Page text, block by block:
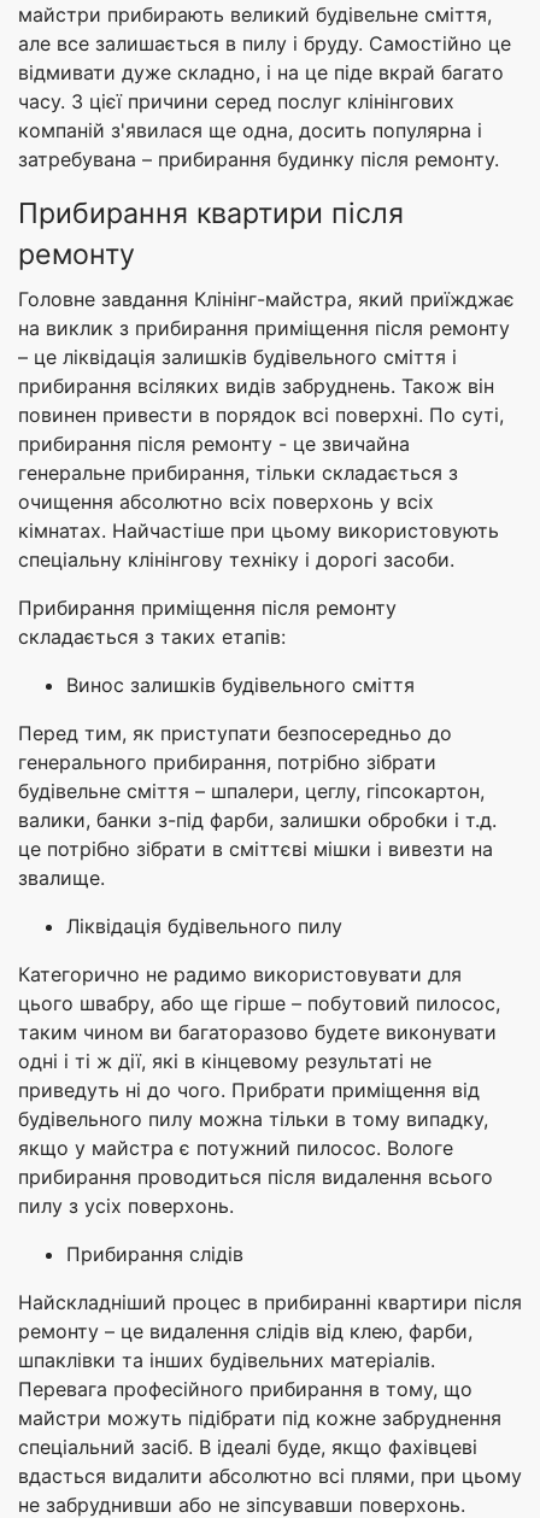
майстри прибирають великий будівельне сміття,
але все залишається в пилу і бруду. Самостійно це
відмивати дуже складно, і на це піде вкрай багато
часу. З цієї причини серед послуг клінінгових
компаній з'явилася ще одна, досить популярна і
затребувана – прибирання будинку після ремонту.
Прибирання квартири після
ремонту
Головне завдання Клінінг-майстра, який приїжджає
на виклик з прибирання приміщення після ремонту
– це ліквідація залишків будівельного сміття і
прибирання всіляких видів забруднень. Також він
повинен привести в порядок всі поверхні. По суті,
прибирання після ремонту - це звичайна
генеральне прибирання, тільки складається з
очищення абсолютно всіх поверхонь у всіх
кімнатах. Найчастіше при цьому використовують
спеціальну клінінгову техніку і дорогі засоби.
Прибирання приміщення після ремонту
складається з таких етапів:
Винос залишків будівельного сміття
Перед тим, як приступати безпосередньо до
генерального прибирання, потрібно зібрати
будівельне сміття – шпалери, цеглу, гіпсокартон,
валики, банки з-під фарби, залишки обробки і т.д.
це потрібно зібрати в сміттєві мішки і вивезти на
звалище.
Ліквідація будівельного пилу
Категорично не радимо використовувати для
цього швабру, або ще гірше – побутовий пилосос,
таким чином ви багаторазово будете виконувати
одні і ті ж дії, які в кінцевому результаті не
приведуть ні до чого. Прибрати приміщення від
будівельного пилу можна тільки в тому випадку,
якщо у майстра є потужний пилосос. Вологе
прибирання проводиться після видалення всього
пилу з усіх поверхонь.
Прибирання слідів
Найскладніший процес в прибиранні квартири після
ремонту – це видалення слідів від клею, фарби,
шпаклівки та інших будівельних матеріалів.
Перевага професійного прибирання в тому, що
майстри можуть підібрати під кожне забруднення
спеціальний засіб. В ідеалі буде, якщо фахівцеві
вдасться видалити абсолютно всі плями, при цьому
не забруднивши або не зіпсувавши поверхонь.